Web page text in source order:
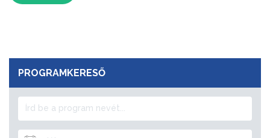
PROGRAMKERESŐ